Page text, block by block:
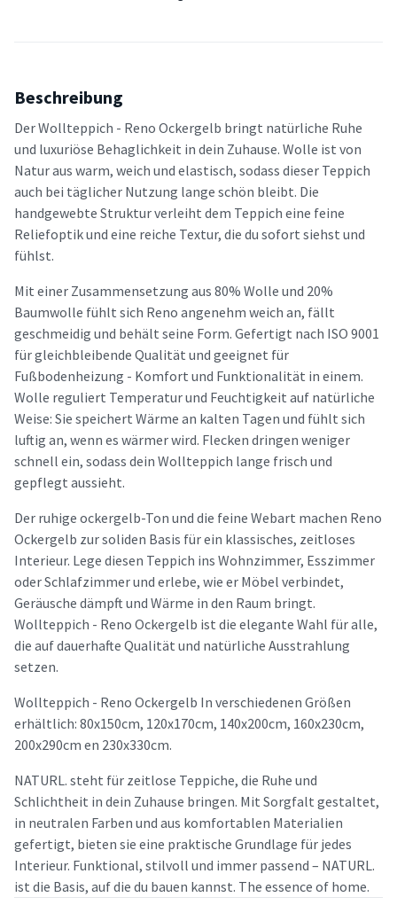
Beschreibung
Der Wollteppich - Reno Ockergelb bringt natürliche Ruhe
und luxuriöse Behaglichkeit in dein Zuhause. Wolle ist von
Natur aus warm, weich und elastisch, sodass dieser Teppich
auch bei täglicher Nutzung lange schön bleibt. Die
handgewebte Struktur verleiht dem Teppich eine feine
Reliefoptik und eine reiche Textur, die du sofort siehst und
fühlst.
Mit einer Zusammensetzung aus 80% Wolle und 20%
Baumwolle fühlt sich Reno angenehm weich an, fällt
geschmeidig und behält seine Form. Gefertigt nach ISO 9001
für gleichbleibende Qualität und geeignet für
Fußbodenheizung - Komfort und Funktionalität in einem.
Wolle reguliert Temperatur und Feuchtigkeit auf natürliche
Weise: Sie speichert Wärme an kalten Tagen und fühlt sich
luftig an, wenn es wärmer wird. Flecken dringen weniger
schnell ein, sodass dein Wollteppich lange frisch und
gepflegt aussieht.
Der ruhige ockergelb-Ton und die feine Webart machen Reno
Ockergelb zur soliden Basis für ein klassisches, zeitloses
Interieur. Lege diesen Teppich ins Wohnzimmer, Esszimmer
oder Schlafzimmer und erlebe, wie er Möbel verbindet,
Geräusche dämpft und Wärme in den Raum bringt.
Wollteppich - Reno Ockergelb ist die elegante Wahl für alle,
die auf dauerhafte Qualität und natürliche Ausstrahlung
setzen.
Wollteppich - Reno Ockergelb In verschiedenen Größen
erhältlich: 80x150cm, 120x170cm, 140x200cm, 160x230cm,
200x290cm en 230x330cm.
NATURL. steht für zeitlose Teppiche, die Ruhe und
Schlichtheit in dein Zuhause bringen. Mit Sorgfalt gestaltet,
in neutralen Farben und aus komfortablen Materialien
gefertigt, bieten sie eine praktische Grundlage für jedes
Interieur. Funktional, stilvoll und immer passend – NATURL.
ist die Basis, auf die du bauen kannst. The essence of home.